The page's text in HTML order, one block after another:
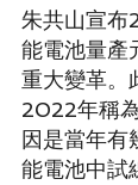
朱共山宣布
能電池量產
重大變革。
2022年稱
因是當年有
能電池中試